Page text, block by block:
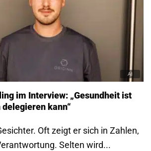
im Interview: „Gesundheit ist
kann“
Oft zeigt er sich in Zahlen,
Selten wird...